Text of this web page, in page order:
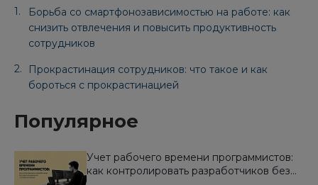
Борьба со смартфонозависимостью на работе: как
снизить отвлечения и повысить продуктивность
сотрудников
Прокрастинация сотрудников: что такое и как
бороться с прокрастинацией
Популярное
Учет рабочего времени программистов:
как контролировать разработчиков без